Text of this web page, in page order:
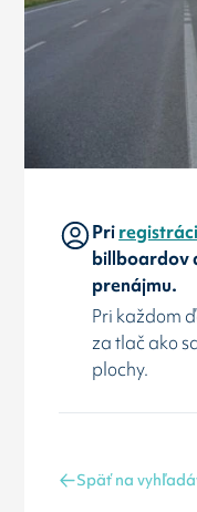
Priregistráci
billboardov
prenájmu.
Pri každom
za tlač ako
plochy.
Späť na